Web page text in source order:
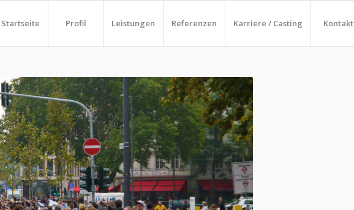
Startseite Profil Leistungen Referenzen Karriere / Casting Kontakt